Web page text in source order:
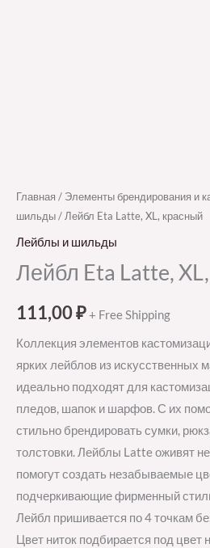
Главная / Элементы брендирования и
шильды/ Лейбл Eta Latte, XL, красный
Лейблы и шильды
Лейбл Eta Latte,
111,00₽+ Free Shipping
Коллекция элементов
ярких лейблов из искусственных
идеально подходят для
пледов, шапок и шарфов. С их
стильно брендировать сумки,
толстовки. Лейблы Latte оживят
помогут создать незабываемые
подчеркивающие фирменный
Лейбл пришивается по 4 точкам
Цвет ниток подбирается под цвет